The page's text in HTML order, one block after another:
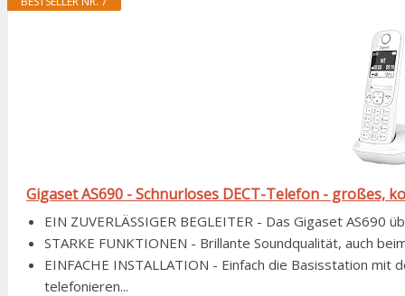
Gigaset AS690 - Schnurloses DECT-Telefon - großes,
EIN ZUVERLÄSSIGER BEGLEITER - Das Gigaset
STARKE FUNKTIONEN - Brillante Soundqualität, auch
EINFACHE INSTALLATION - Einfach die Basisstation
telefonieren...